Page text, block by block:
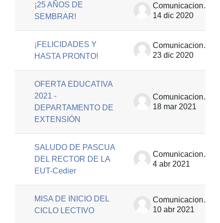
¡25 AÑOS DE
SEMBRAR!
Comunicaciones | EUT
14 dic 2020
¡FELICIDADES Y
HASTA PRONTO!
Comunicaciones | EUT
23 dic 2020
OFERTA EDUCATIVA
2021 -
DEPARTAMENTO DE
EXTENSIÓN
Comunicaciones | EUT
18 mar 2021
SALUDO DE PASCUA
DEL RECTOR DE LA
EUT-Cedier
Comunicaciones | EUT
4 abr 2021
MISA DE INICIO DEL
CICLO LECTIVO
Comunicaciones | EUT
10 abr 2021